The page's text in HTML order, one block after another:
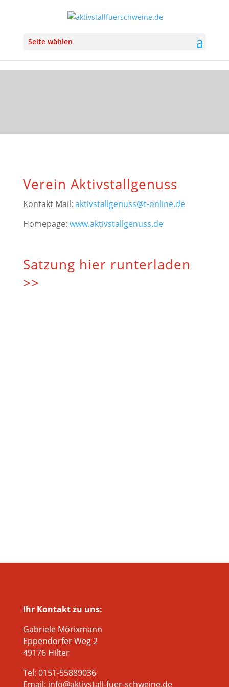
Seite wählen
Verein Aktivstallgenuss
Kontakt Mail: aktivstallgenuss@t-online.de
Homepage: www.aktivstallgenuss.de
Satzung hier runterladen
>>
Ihr Kontakt zu uns:
Gabriele Mörixmann
Eppendorfer Weg 2
49176 Hilter
Tel: 0151-55889036
Email: info@aktivstall-fuer-schweine.de